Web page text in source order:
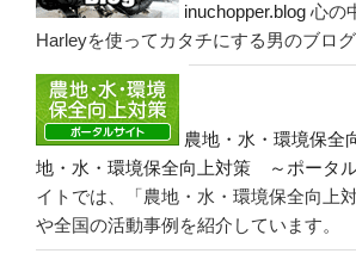
inuchopper.blog 心の
Harleyを使ってカタチにする男のブログ
農地・水・環境保
地・水・環境保全向上対策 ～ポータ
イトでは、「農地・水・環境保全向上
や全国の活動事例を紹介しています。